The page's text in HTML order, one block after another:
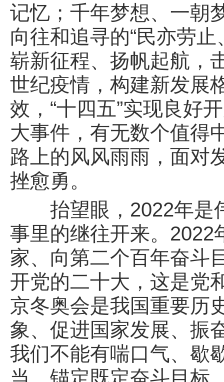
记忆；千年梦想、一朝
向往和追寻的“民亦劳
崭新征程、扬帆起航，
世纪疫情，构建新发展
效，“十四五”实现良
大事件，有无数个值得
路上的风风雨雨，面对
挫愈勇。
抬望眼，2022年是
事里的继往开来。2022
家、向第二个百年奋斗
开党的二十大，这是党
京冬奥会是我国重要历
象、促进国家发展、振
我们不能有喘口气、歇
当，锚定既定奋斗目标